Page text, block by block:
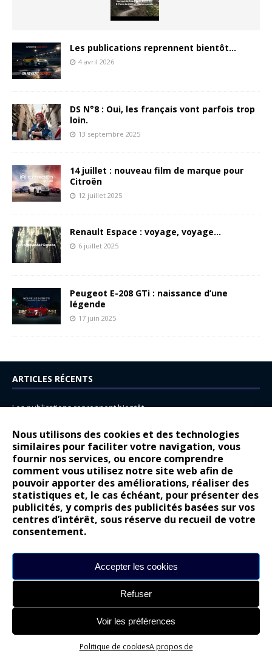
Nous utilisons des cookies et des technologies
similaires pour faciliter votre navigation, vous
fournir nos services, ou encore comprendre
comment vous utilisez notre site web afin de
pouvoir apporter des améliorations, réaliser des
statistiques et, le cas échéant, pour présenter des
publicités, y compris des publicités basées sur vos
centres d’intérêt, sous réserve du recueil de votre
consentement.
Accepter les cookies
Refuser
Voir les préférences
Politique de cookiesA propos de
Les publications reprennent bientôt…
4 avril 2026
DS N°8 : Oui, les français vont parfois trop
loin.
13 septembre 2025
14 juillet : nouveau film de marque pour
Citroën
12 juillet 2025
Renault Espace : voyage, voyage…
6 juillet 2025
Peugeot E-208 GTi : naissance d’une
légende
17 juin 2025
ARTICLES RÉCENTS
Les publications reprennent bientôt…
14 juillet : nouveau film de marque pour Citroën
Renault Espace : voyage, voyage…
Peugeot E-208 GTi : naissance d’une légende
COMMENTAIRES RÉCENTS
Gilly
gyo
Lancia Ypsilon : naturellement envoûtante ?
Site réalisé parAlexandre Hamed